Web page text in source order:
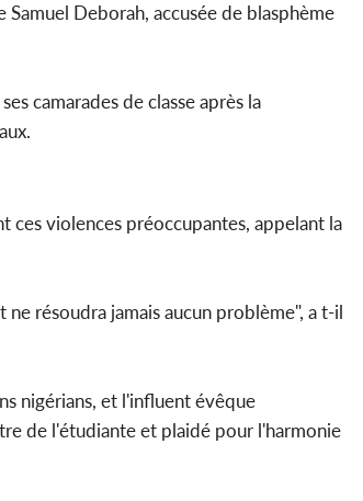
Deborah, accusée de blasphème
camarades de classe après la
ces violences préoccupantes, appelant la
résoudra jamais aucun problème", a t-il
nigérians, et l'influent évêque
de l'étudiante et plaidé pour l'harmonie